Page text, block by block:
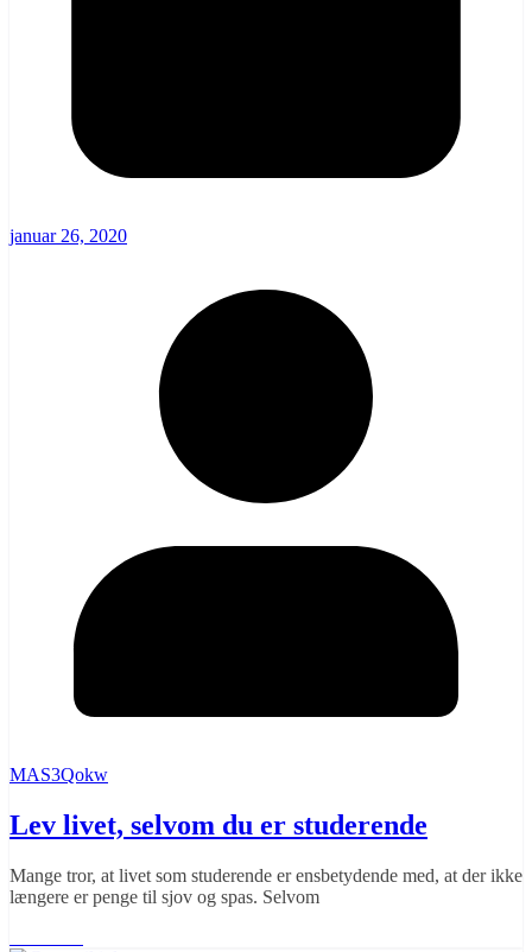
januar 26, 2020
MAS3Qokw
Lev livet, selvom du er studerende
Mange tror, at livet som studerende er ensbetydende med, at der ikke
længere er penge til sjov og spas. Selvom